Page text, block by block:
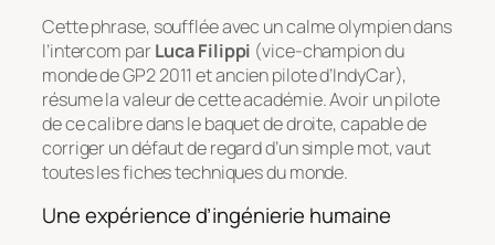
Cette phrase, soufflée avec un calme olympien dans
l’intercom parLuca Filippi (vice-champion du
monde de GP2 2011 et ancien pilote d’IndyCar),
résume la valeur de cette académie. Avoir un pilote
de ce calibre dans le baquet de droite, capable de
corriger un défaut de regard d’un simple mot, vaut
toutes les fiches techniques du monde.
Une expérience d’ingénierie humaine